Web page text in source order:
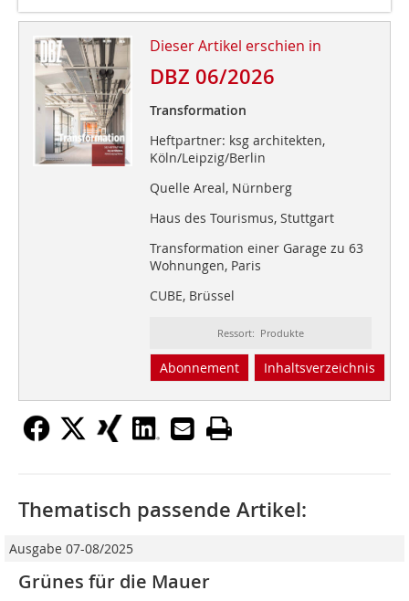
Dieser Artikel erschien in
DBZ 06/2026
Transformation
Heftpartner: ksg architekten,
Köln/Leipzig/Berlin
Quelle Areal, Nürnberg
Haus des Tourismus, Stuttgart
Transformation einer Garage zu 63
Wohnungen, Paris
CUBE, Brüssel
Ressort: Produkte
Abonnement Inhaltsverzeichnis
Thematisch passende Artikel:
Ausgabe 07-08/2025
Grünes für die Mauer